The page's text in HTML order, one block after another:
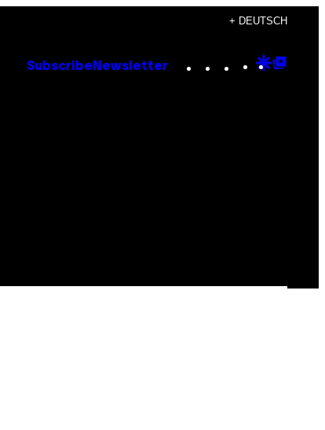
+ DEUTSCH
Subscribe Newsletter Instagram
TikTok
YouTube
Google